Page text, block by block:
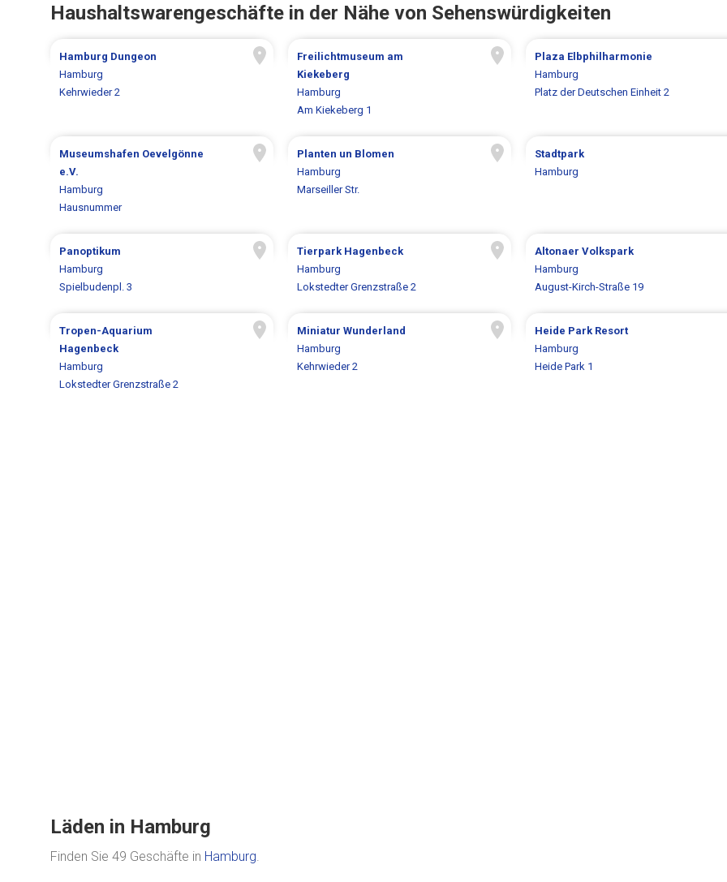
Haushaltswarengeschäfte in der Nähe von Sehenswürdigkeiten
Hamburg Dungeon
Hamburg
Kehrwieder 2
Freilichtmuseum am
Kiekeberg
Hamburg
Am Kiekeberg 1
Plaza Elbphilharmonie
Hamburg
Platz der Deutschen Einheit 2
Museumshafen Oevelgönne
e.V.
Hamburg
Hausnummer
Planten un Blomen
Hamburg
Marseiller Str.
Stadtpark
Hamburg
Panoptikum
Hamburg
Spielbudenpl. 3
Tierpark Hagenbeck
Hamburg
Lokstedter Grenzstraße 2
Altonaer Volkspark
Hamburg
August-Kirch-Straße 19
Tropen-Aquarium
Hagenbeck
Hamburg
Lokstedter Grenzstraße 2
Miniatur Wunderland
Hamburg
Kehrwieder 2
Heide Park Resort
Hamburg
Heide Park 1
Läden in Hamburg
Finden Sie 49 Geschäfte in Hamburg.